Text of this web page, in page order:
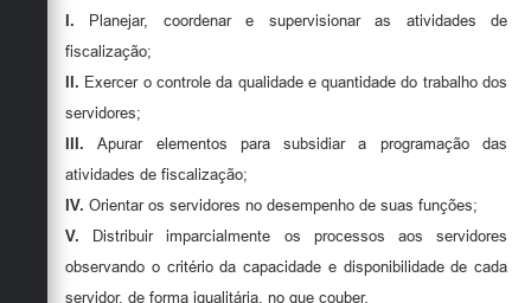
I. Planejar, coordenar e supervisionar as atividades de
fiscalização;
II. Exercer o controle da qualidade e quantidade do trabalho dos
servidores;
III.Apurar elementos para subsidiar a programação das
atividades de fiscalização;
IV. Orientar os servidores no desempenho de suas funções;
V. Distribuir imparcialmente os processos aos servidores
observando o critério da capacidade e disponibilidade de cada
servidor, de forma igualitária, no que couber.